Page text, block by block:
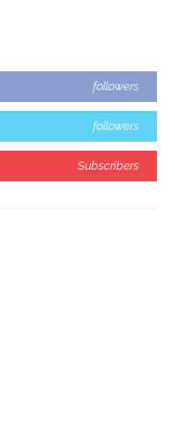
followers
followers
Subscribers